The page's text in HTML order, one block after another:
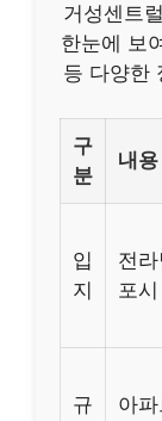
거성센트
한눈에 보
등 다양한
구
분
내용
입
지
전
포
규
아